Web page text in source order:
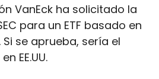
VanEck ha solicitado la
para un ETF basado en
se aprueba, sería el
EE.UU.